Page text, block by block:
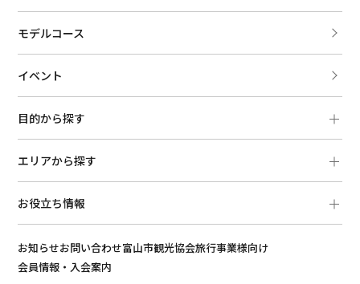
モデルコース
イベント
目的から探す
エリアから探す
お役立ち情報
お知らせお問い合わせ富山市観光協会旅行事業様向け
会員情報・入会案内